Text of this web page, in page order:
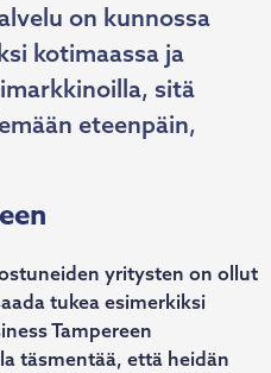
on kunnossa
kotimaassa ja
sitä
eteenpäin,
yritysten on ollut
tukea esimerkiksi
Tampereen
täsmentää, että heidän